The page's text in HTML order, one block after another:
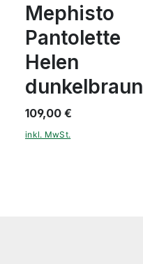
Mephisto
Pantolette
Helen
dunkelbraun
109,00 €
inkl. MwSt.